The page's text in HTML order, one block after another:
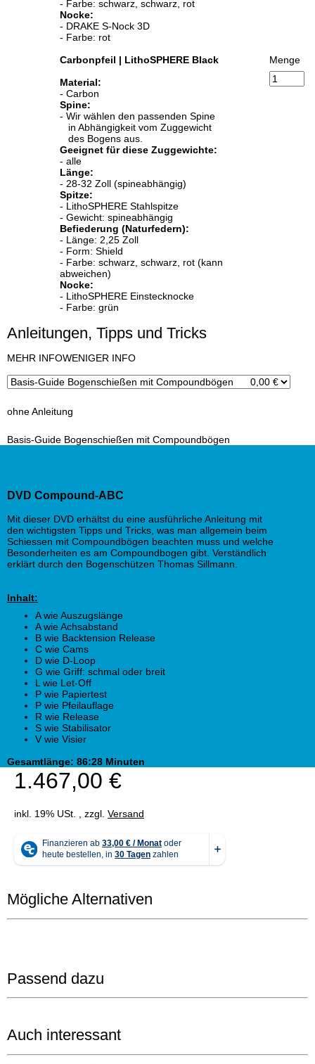
- Farbe: schwarz, schwarz, rot
Nocke:
- DRAKE S-Nock 3D
- Farbe: rot
Carbonpfeil | LithoSPHERE Black
Material:
- Carbon
Spine:
- Wir wählen den passenden Spine
in Abhängigkeit vom Zuggewicht
des Bogens aus.
Geeignet für diese Zuggewichte:
- alle
Länge:
- 28-32 Zoll (spineabhängig)
Spitze:
- LithoSPHERE Stahlspitze
- Gewicht: spineabhängig
Befiederung (Naturfedern):
- Länge: 2,25 Zoll
- Form: Shield
- Farbe: schwarz, schwarz, rot (kann
abweichen)
Nocke:
- LithoSPHERE Einstecknocke
- Farbe: grün
Menge
Anleitungen, Tipps und Tricks
xMEHR INFOWENIGER INFO
ohne Anleitung
Basis-Guide Bogenschießen mit Compoundbögen
DVD Compound-ABC
Mit dieser DVD erhältst du eine ausführliche Anleitung mit
den wichtigsten Tipps und Tricks, was man allgemein beim
Schiessen mit Compoundbögen beachten muss und welche
Besonderheiten es am Compoundbogen gibt. Verständlich
erklärt durch den Bogenschützen Thomas Sillmann.
Inhalt:
A wie Auszugslänge
A wie Achsabstand
B wie Backtension Release
C wie Cams
D wie D-Loop
G wie Griff: schmal oder breit
L wie Let-Off
P wie Papiertest
P wie Pfeilauflage
R wie Release
S wie Stabilisator
V wie Visier
Gesamtlänge: 86:28 Minuten
1.467,00 €
inkl. 19% USt. , zzgl. Versand
Mögliche Alternativen
Passend dazu
Auch interessant